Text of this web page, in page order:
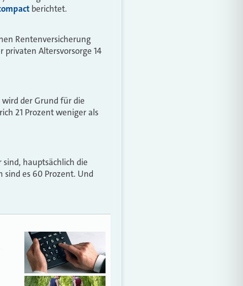
berichtet.
Rentenversicherung
privaten Altersvorsorge 14
der Grund für die
21 Prozent weniger als
hauptsächlich die
sind es 60 Prozent. Und